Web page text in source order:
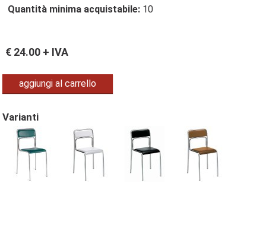
Quantità minima acquistabile: 10
€ 24.00 + IVA
aggiungi al carrello
Varianti